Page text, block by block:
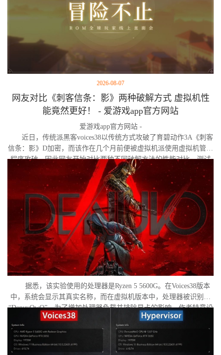
2026-08-07
网友对比《刺客信条：影》两种破解方式 虚拟机性
能竟然更好！ - 爱游戏app官方网站
爱游戏app官方网站 -
近日，传统派黑客voices38以传统方式攻破了育碧动作3A《刺客
信条：影》D加密，而该作在几个月前便被虚拟机派使用虚拟机管理
程序攻破。因此网友开始对比两种不同破解方法的性能对比。测试
作者决定验证，虚拟机管理程序是否真的会像许多玩家认为的那
样，导致明显的帧数下降。
据悉，该实验使用的处理器是Ryzen 5 5600G。在Voices38版本
中，系统会显示其真实名称，而在虚拟机版本中，处理器被识别为
“DenuvOwO”。为了增加处理器负载并排除显卡的影响，作者特意设
置了低分辨率，并将所有图形设置调至“极低”模式。两项测试均在相
同条件下进行：内存完整性和基于虚拟化的安全性（VBS）均已关
闭，并且两轮测试之间电脑甚至没有重启。